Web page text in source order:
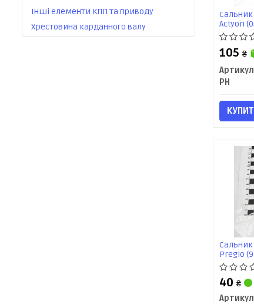
Інші елементи КПП та приводу
Хрестовина карданного валу
Сальник
Actyon
105 ₴
PH
Сальник
Pregio
POS
40 ₴